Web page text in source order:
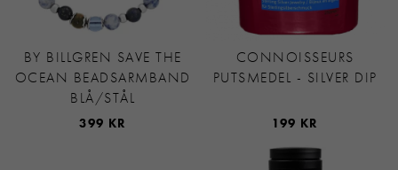
BY BILLGREN SAVE THE
OCEAN BEADSARMBAND
BLÅ/STÅL
399 KR
CONNOISSEURS
PUTSMEDEL - SILVER DIP
199 KR